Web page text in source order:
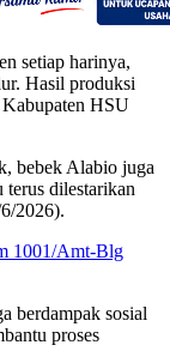
setiap harinya,
Hasil produksi
HSU
bebek Alabio juga
terus dilestarikan
2026).
1001/Amt-Blg
berdampak sosial
proses